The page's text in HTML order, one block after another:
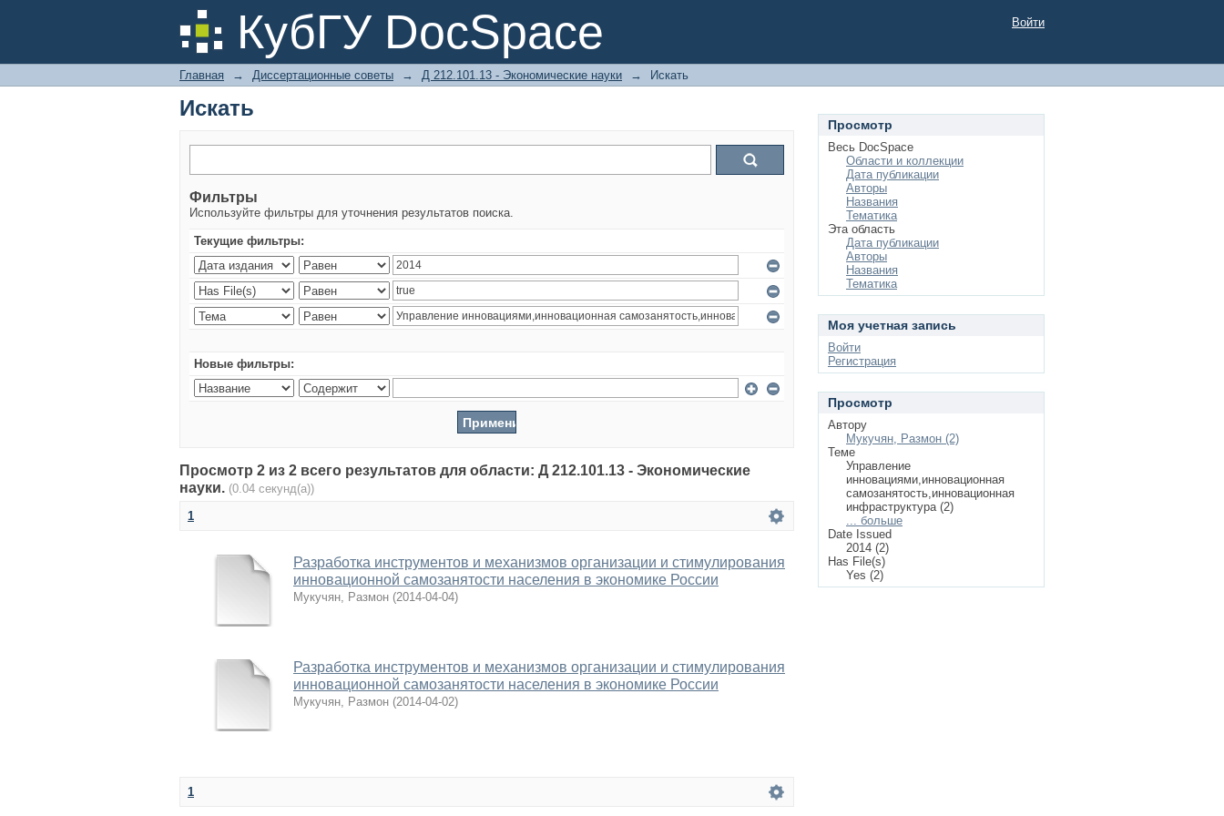
КубГУ DocSpace
Искать Войти
Главная → Диссертационные советы → Д 212.101.13 - Экономические науки → Искать
Искать
Фильтры
Используйте фильтры для уточнения результатов поиска.
Текущие фильтры:
Новые фильтры:
Просмотр 2 из 2 всего результатов для области: Д 212.101.13 - Экономические
науки. (0.04 секунд(а))
1
Разработка инструментов и механизмов организации и стимулирования
инновационной самозанятости населения в экономике России
Мукучян, Размон (2014-04-04)
Разработка инструментов и механизмов организации и стимулирования
инновационной самозанятости населения в экономике России
Мукучян, Размон (2014-04-02)
1
Просмотр
Весь DocSpace
Области и коллекции
Дата публикации
Авторы
Названия
Тематика
Эта область
Дата публикации
Авторы
Названия
Тематика
Моя учетная запись
Войти
Регистрация
Просмотр
Автору
Мукучян, Размон (2)
Теме
Управление
инновациями,инновационная
самозанятость,инновационная
инфраструктура (2)
... больше
Date Issued
2014 (2)
Has File(s)
Yes (2)